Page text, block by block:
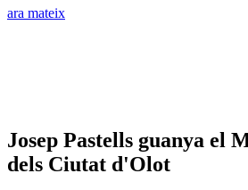
ara mateix
Josep Pastells guanya el
dels Ciutat d'Olot